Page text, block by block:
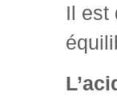
Il est